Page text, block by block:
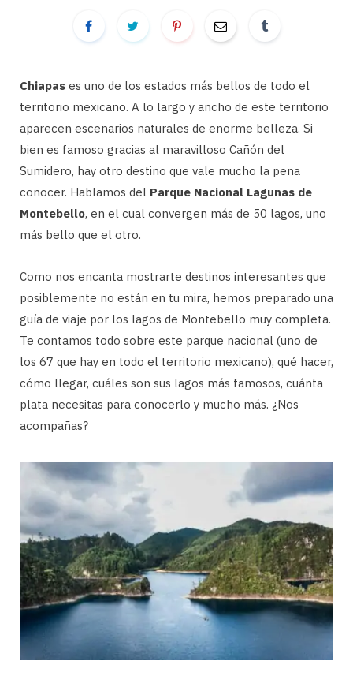
Chiapas es uno de los estados más bellos de todo el
territorio mexicano. A lo largo y ancho de este territorio
aparecen escenarios naturales de enorme belleza. Si
bien es famoso gracias al maravilloso Cañón del
Sumidero, hay otro destino que vale mucho la pena
conocer. Hablamos del Parque Nacional Lagunas de
Montebello, en el cual convergen más de 50 lagos, uno
más bello que el otro.
Como nos encanta mostrarte destinos interesantes que
posiblemente no están en tu mira, hemos preparado una
guía de viaje por los lagos de Montebello muy completa.
Te contamos todo sobre este parque nacional (uno de
los 67 que hay en todo el territorio mexicano), qué hacer,
cómo llegar, cuáles son sus lagos más famosos, cuánta
plata necesitas para conocerlo y mucho más. ¿Nos
acompañas?